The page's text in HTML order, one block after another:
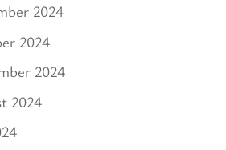
2024
2024
2024
2024